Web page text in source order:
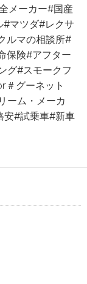
メーカー#国産
マツダ#レクサ
ルマの相談所#
保険#アフター
グ#スモークフ
＃グーネット
ーム・メーカ
安#試乗車#新車